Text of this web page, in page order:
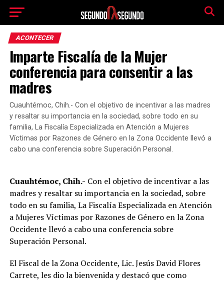
ACONTECER
Imparte Fiscalía de la Mujer
conferencia para consentir a las
madres
Cuauhtémoc, Chih.- Con el objetivo de incentivar a las madres
y resaltar su importancia en la sociedad, sobre todo en su
familia, La Fiscalía Especializada en Atención a Mujeres
Víctimas por Razones de Género en la Zona Occidente llevó a
cabo una conferencia sobre Superación Personal.
Cuauhtémoc, Chih.- Con el objetivo de incentivar a las
madres y resaltar su importancia en la sociedad, sobre
todo en su familia, La Fiscalía Especializada en Atención
a Mujeres Víctimas por Razones de Género en la Zona
Occidente llevó a cabo una conferencia sobre
Superación Personal.
El Fiscal de la Zona Occidente, Lic. Jesús David Flores
Carrete, les dio la bienvenida y destacó que como